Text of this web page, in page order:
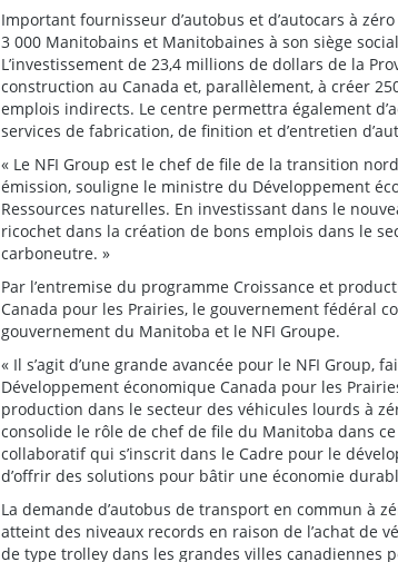
Important fournisseur d’autobus et d’autocars à
3 000 Manitobains et Manitobaines à son siège
L’investissement de 23,4 millions de dollars de la
construction au Canada et, parallèlement, à créer
emplois indirects. Le centre permettra également
services de fabrication, de finition et d’entretien
« Le NFI Group est le chef de file de la transition
émission, souligne le ministre du Développement
Ressources naturelles. En investissant dans le
ricochet dans la création de bons emplois dans le
carboneutre. »
Par l’entremise du programme Croissance et
Canada pour les Prairies, le gouvernement fédéral
gouvernement du Manitoba et le NFI Groupe.
« Il s’agit d’une grande avancée pour le NFI
Développement économique Canada pour les
production dans le secteur des véhicules lourds à
consolide le rôle de chef de file du Manitoba dans
collaboratif qui s’inscrit dans le Cadre pour le
d’offrir des solutions pour bâtir une économie
La demande d’autobus de transport en commun à
atteint des niveaux records en raison de l’achat de
de type trolley dans les grandes villes canadiennes